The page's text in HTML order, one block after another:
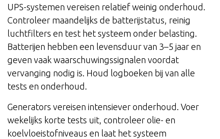
UPS-systemen vereisen relatief weinig onderhoud.
Controleer maandelijks de batterijstatus, reinig
luchtfilters en test het systeem onder belasting.
Batterijen hebben een levensduur van 3–5 jaar en
geven vaak waarschuwingssignalen voordat
vervanging nodig is. Houd logboeken bij van alle
tests en onderhoud.
Generators vereisen intensiever onderhoud. Voer
wekelijks korte tests uit, controleer olie- en
koelvloeistofniveaus en laat het systeem